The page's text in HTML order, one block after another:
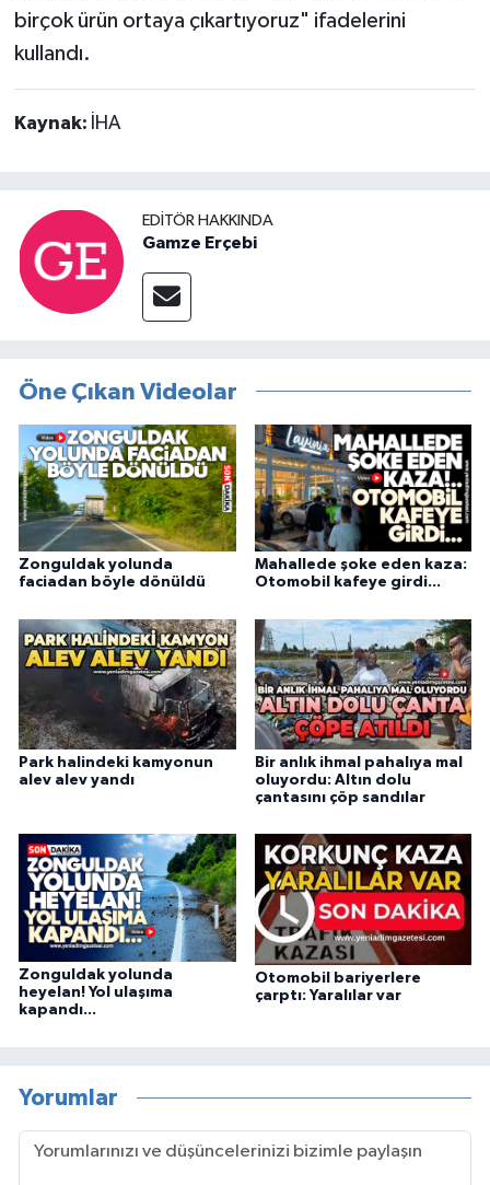
birçok ürün ortaya çıkartıyoruz" ifadelerini
kullandı.
Kaynak: İHA
EDITÖR HAKKINDA
Gamze Erçebi
Öne Çıkan Videolar
Zonguldak yolunda
faciadan böyle dönüldü
Mahallede şoke eden kaza:
Otomobil kafeye girdi...
Park halindeki kamyonun
alev alev yandı
Bir anlık ihmal pahalıya mal
oluyordu: Altın dolu
çantasını çöp sandılar
Zonguldak yolunda
heyelan! Yol ulaşıma
kapandı...
Otomobil bariyerlere
çarptı: Yaralılar var
Yorumlar